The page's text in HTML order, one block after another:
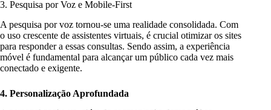
3. Pesquisa por Voz e Mobile-First
A pesquisa por voz tornou-se uma realidade consolidada. Com
o uso crescente de assistentes virtuais, é crucial otimizar os sites
para responder a essas consultas. Sendo assim, a experiência
móvel é fundamental para alcançar um público cada vez mais
conectado e exigente.
4. Personalização Aprofundada